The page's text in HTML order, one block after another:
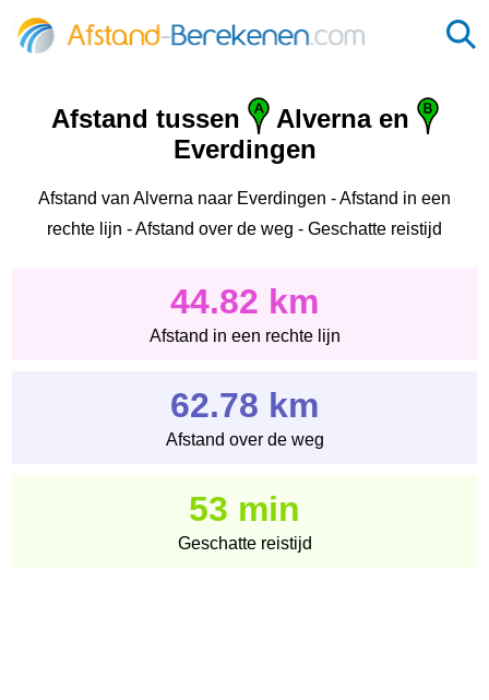
Afstand tussen
Alverna en
Everdingen
Afstand van Alverna naar Everdingen - Afstand in een
rechte lijn - Afstand over de weg - Geschatte reistijd
44.82 km
Afstand in een rechte lijn
62.78 km
Afstand over de weg
53 min
Geschatte reistijd